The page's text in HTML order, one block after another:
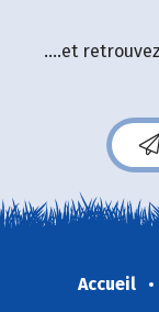
....et
Accueil